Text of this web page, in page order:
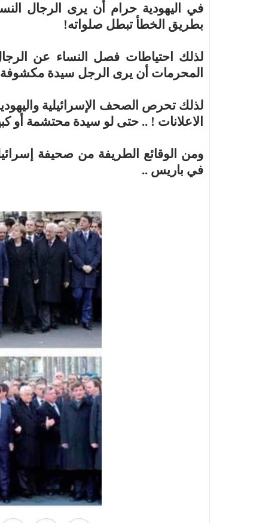
في اليهودية حرام أن يرى الرجال
بطريق الخطأ تبطل صلواته!
لذلك احتياطات فصل النساء عن
المحرمات أن يرى الرجل سيدة
لذلك تحرص الصحف الإسرائيلية
الاعلانات ! .. حتى لو سيدة محتشمة أو
ومن الوقائع الطريفة من صحيفة
في باريس ..